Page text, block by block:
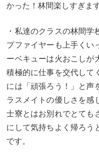
かった！林間楽しすぎま
・私達のクラスの林間
プファイヤーも上手くい
ーベキューは火おこしが
積極的に仕事を交代して
には「頑張ろう！」と声
ラスメイトの優しさを感
士寮とはお別れでとても
にして気持ちよく帰ろう
です。